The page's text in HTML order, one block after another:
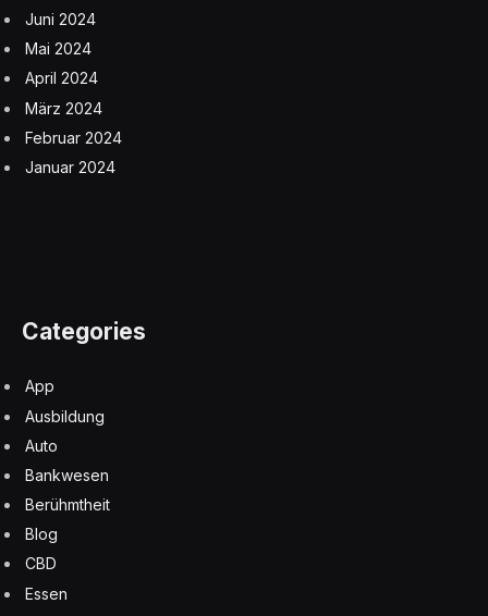
Juni 2024
Mai 2024
April 2024
März 2024
Februar 2024
Januar 2024
Categories
App
Ausbildung
Auto
Bankwesen
Berühmtheit
Blog
CBD
Essen